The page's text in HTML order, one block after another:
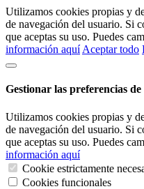
Utilizamos cookies propias y
de navegación del usuario. Si
que aceptas su uso. Puedes
información aquí Aceptar todo
Gestionar las preferencias
Utilizamos cookies propias y
de navegación del usuario. Si
que aceptas su uso. Puedes
información aquí
Cookie estrictamente
Cookies funcionales